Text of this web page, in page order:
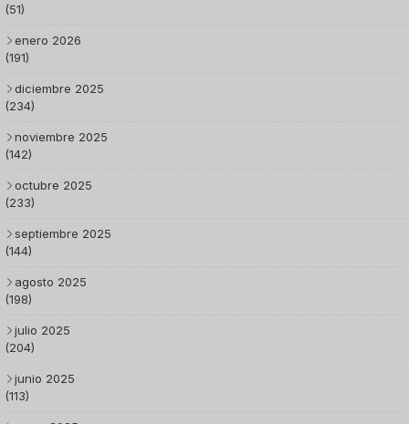
(51)
enero 2026
(191)
diciembre 2025
(234)
noviembre 2025
(142)
octubre 2025
(233)
septiembre 2025
(144)
agosto 2025
(198)
julio 2025
(204)
junio 2025
(113)